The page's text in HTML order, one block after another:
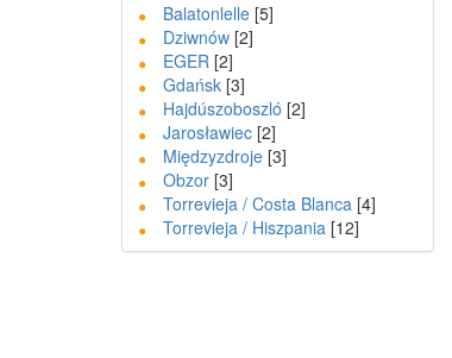
Balatonlelle [5]
Dziwnów [2]
EGER [2]
Gdańsk [3]
Hajdúszoboszló [2]
Jarosławiec [2]
Międzyzdroje [3]
Obzor [3]
Torrevieja / Costa Blanca [4]
Torrevieja / Hiszpania [12]